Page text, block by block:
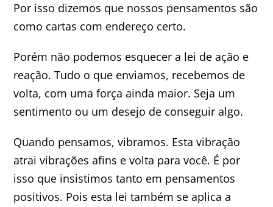
Por isso dizemos que nossos pensamentos são
como cartas com endereço certo.
Porém não podemos esquecer a lei de ação e
reação. Tudo o que enviamos, recebemos de
volta, com uma força ainda maior. Seja um
sentimento ou um desejo de conseguir algo.
Quando pensamos, vibramos. Esta vibração
atrai vibrações afins e volta para você. É por
isso que insistimos tanto em pensamentos
positivos. Pois esta lei também se aplica a